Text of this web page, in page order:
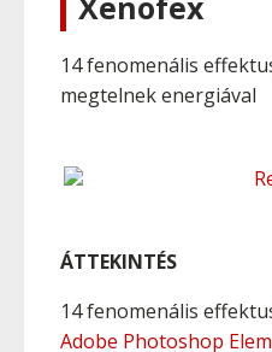
14 fenomenális
megtelnek energiával
ÁTTEKINTÉS
14 fenomenális
Adobe Photoshop